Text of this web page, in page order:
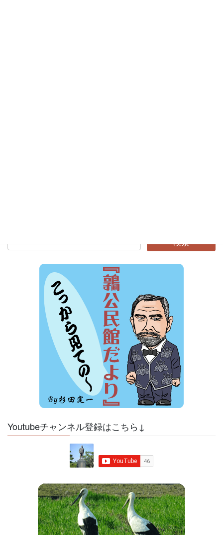
Youtubeチャンネル登録はこちら↓